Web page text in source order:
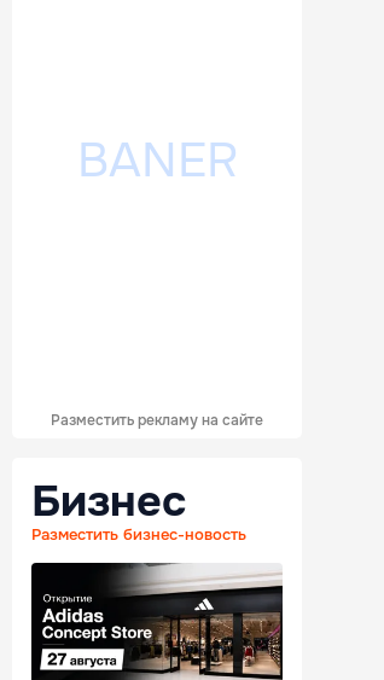
Разместить рекламу на сайте
Бизнес
Разместить бизнес-новость